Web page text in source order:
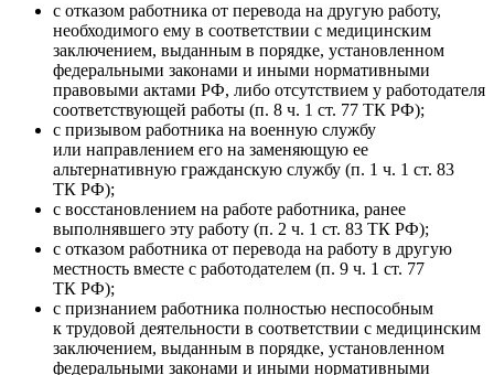
с отказом работника от перевода на другую работу,
необходимого ему в соответствии с медицинским
заключением, выданным в порядке, установленном
федеральными законами и иными нормативными
правовыми актами РФ, либо отсутствием у работодателя
соответствующей работы (п. 8 ч. 1 ст. 77 ТК РФ);
с призывом работника на военную службу
или направлением его на заменяющую ее
альтернативную гражданскую службу (п. 1 ч. 1 ст. 83
ТК РФ);
с восстановлением на работе работника, ранее
выполнявшего эту работу (п. 2 ч. 1 ст. 83 ТК РФ);
с отказом работника от перевода на работу в другую
местность вместе с работодателем (п. 9 ч. 1 ст. 77
ТК РФ);
с признанием работника полностью неспособным
к трудовой деятельности в соответствии с медицинским
заключением, выданным в порядке, установленном
федеральными законами и иными нормативными